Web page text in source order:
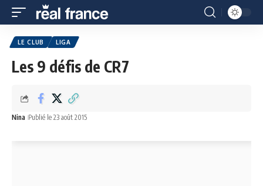
LE CLUB LIGA
Les 9 défis de CR7
Nina Publié le 23 août 2015